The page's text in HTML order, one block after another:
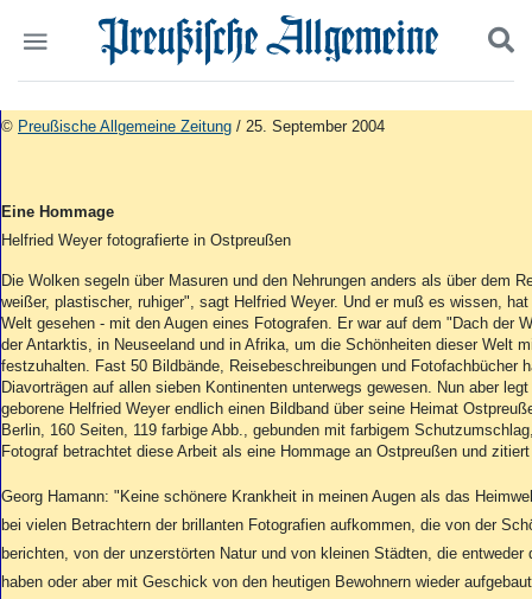
Wer wir sind
Aktuelle Ausgabe
Abonnenten-Login
Abonnent werden
Politik
Gesellschaft
Leben
Geschichte
Ostpreußen
Pommern
Berlin-Brandenburg
Schlesien
Danzig und Westpreußen
Bücher
Suchen und finden
© Preußische Allgemeine Zeitung / 25. September 2004
Eine Hommage
Helfried Weyer fotografierte in Ostpreußen
Die Wolken segeln über Masuren und den Nehrungen anders als über dem
weißer, plastischer, ruhiger", sagt Helfried Weyer. Und er muß es wissen,
Welt gesehen - mit den Augen eines Fotografen. Er war auf dem "Dach der
der Antarktis, in Neuseeland und in Afrika, um die Schönheiten dieser Welt
festzuhalten. Fast 50 Bildbände, Reisebeschreibungen und Fotofachbücher
Diavorträgen auf allen sieben Kontinenten unterwegs gewesen. Nun aber
geborene Helfried Weyer endlich einen Bildband über seine Heimat
Berlin, 160 Seiten, 119 farbige Abb., gebunden mit farbigem
Fotograf betrachtet diese Arbeit als eine Hommage an Ostpreußen und
Georg Hamann: "Keine schönere Krankheit in meinen Augen als das
bei vielen Betrachtern der brillanten Fotografien aufkommen, die von der
berichten, von der unzerstörten Natur und von kleinen Städten, die entweder
haben oder aber mit Geschick von den heutigen Bewohnern wieder